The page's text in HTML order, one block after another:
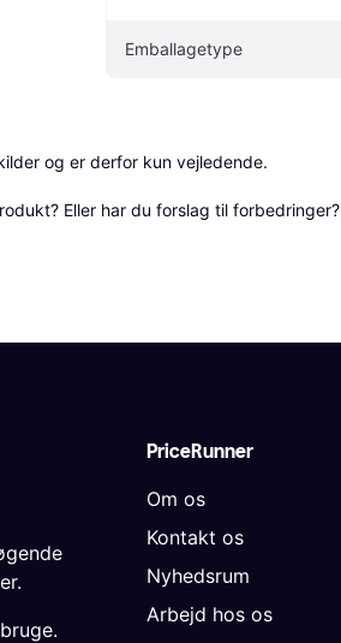
Emballagetype
og er derfor kun vejledende.
Eller har du forslag til forbedringer?
PriceRunner
Om os
Kontakt os
Nyhedsrum
Arbejd hos os